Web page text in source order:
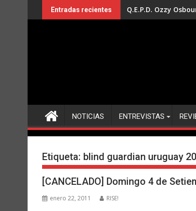
al
Entradas recientes Q.E.P.D. Ozzy
NOTICIAS ENTREVISTAS
Etiqueta: blind guardian uruguay
[CANCELADO] Domingo 4 de
enero 22, 2011 RISE!